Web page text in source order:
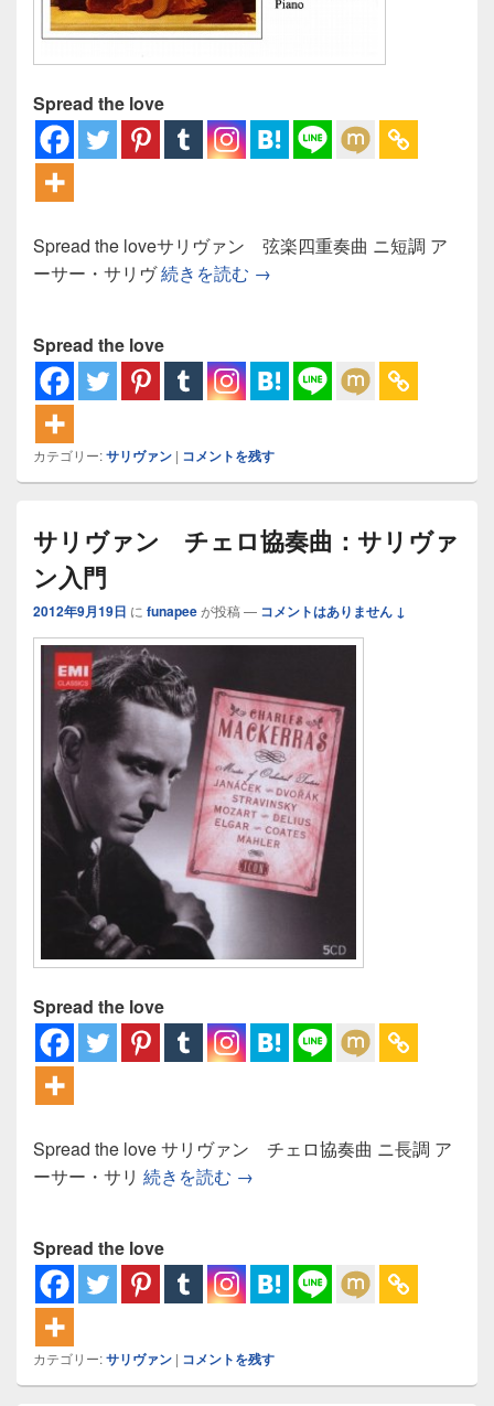
Spread the love
Spread the loveサリヴァン 弦楽四重奏曲 ニ短調 ア
ーサー・サリヴ続きを読む サリヴァン 弦楽四重奏曲：
→
Spread the love
カテゴリー:サリヴァン | コメントを残す
サリヴァン チェロ協奏曲：サリヴァ
ン入門
2012年9月19日 に funapeeが投稿 — コメントはありません ↓
Spread the love
Spread the love サリヴァン チェロ協奏曲 ニ長調 ア
ーサー・サリ 続きを読む サリヴァン チェロ協奏曲：サ
→
Spread the love
カテゴリー:サリヴァン | コメントを残す